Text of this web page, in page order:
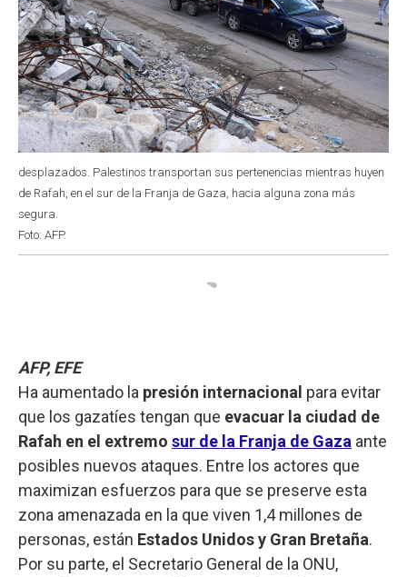
desplazados. Palestinos transportan sus pertenencias mientras huyen
de Rafah, en el sur de la Franja de Gaza, hacia alguna zona más
segura.
Foto: AFP.
AFP, EFE
Ha aumentado la presión internacional para evitar
que los gazatíes tengan que evacuar la ciudad de
Rafah en el extremo sur de la Franja de Gaza ante
posibles nuevos ataques. Entre los actores que
maximizan esfuerzos para que se preserve esta
zona amenazada en la que viven 1,4 millones de
personas, están Estados Unidos y Gran Bretaña.
Por su parte, el Secretario General de la ONU,